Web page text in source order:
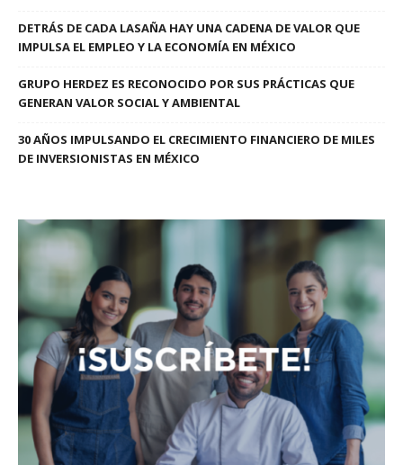
DETRÁS DE CADA LASAÑA HAY UNA CADENA DE VALOR QUE
IMPULSA EL EMPLEO Y LA ECONOMÍA EN MÉXICO
GRUPO HERDEZ ES RECONOCIDO POR SUS PRÁCTICAS QUE
GENERAN VALOR SOCIAL Y AMBIENTAL
30 AÑOS IMPULSANDO EL CRECIMIENTO FINANCIERO DE MILES
DE INVERSIONISTAS EN MÉXICO